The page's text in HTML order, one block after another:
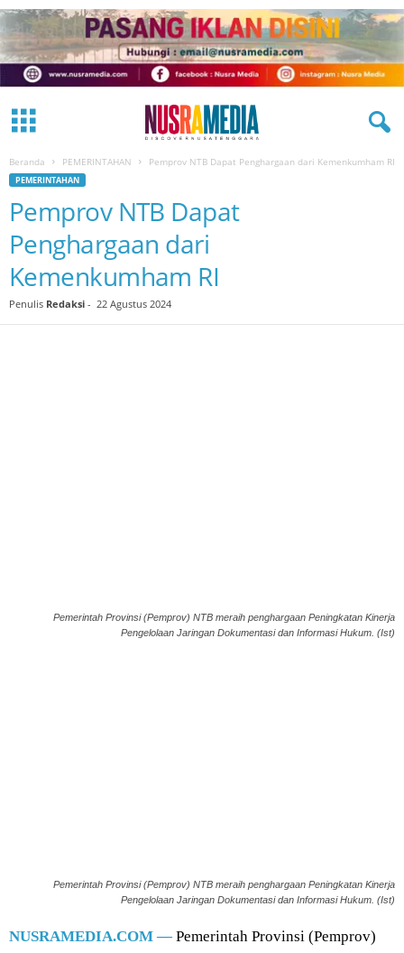
Beranda PEMERINTAHAN Pemprov NTB Dapat Penghargaan dari Kemenkumham RI
PEMERINTAHAN
Pemprov NTB Dapat
Penghargaan dari
Kemenkumham RI
Penulis Redaksi - 22 Agustus 2024
Pemerintah Provinsi (Pemprov) NTB meraih penghargaan Peningkatan Kinerja
Pengelolaan Jaringan Dokumentasi dan Informasi Hukum. (Ist)
Pemerintah Provinsi (Pemprov) NTB meraih penghargaan Peningkatan Kinerja
Pengelolaan Jaringan Dokumentasi dan Informasi Hukum. (Ist)
NUSRAMEDIA.COM —Pemerintah Provinsi (Pemprov)